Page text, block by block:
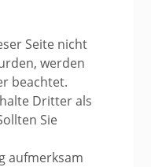
Seite nicht
werden
beachtet.
Dritter als
Sie
aufmerksam